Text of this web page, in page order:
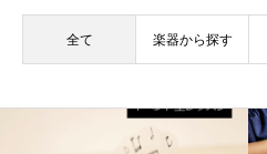
全て 楽器から探す